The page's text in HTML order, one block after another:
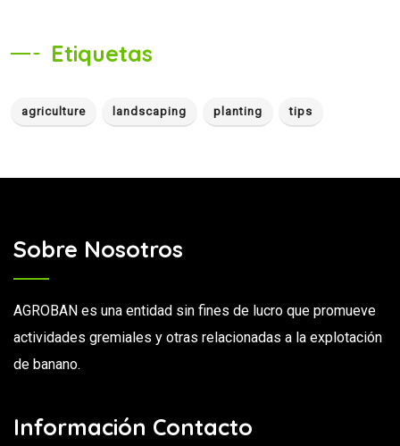
Etiquetas
agriculture landscaping planting tips
Sobre Nosotros
AGROBAN es una entidad sin fines de lucro que promueve
actividades gremiales y otras relacionadas a la explotación
de banano.
Información Contacto